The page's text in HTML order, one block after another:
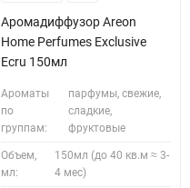
Аромадиффузор Areon
Home Perfumes Exclusive
Ecru 150мл
Ароматы
по
группам:
парфумы, свежие,
сладкие,
фруктовые
Объем,
мл:
150мл (до 40 кв.м ≈ 3-
4 мес)